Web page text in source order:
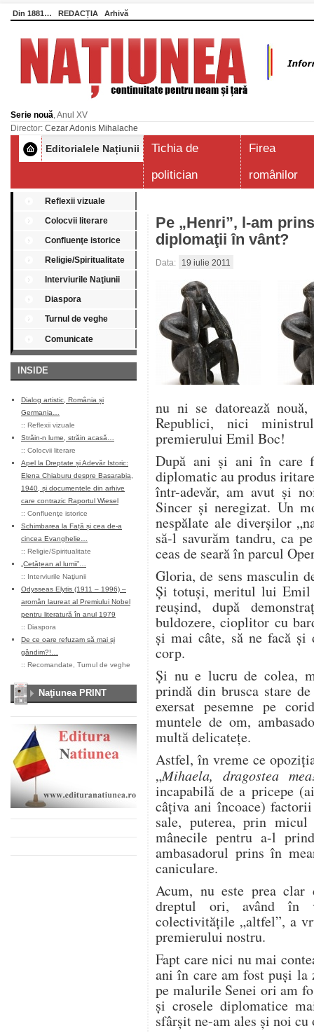
Din 1881… REDACȚIA Arhivă
Serie nouă, Anul XV
Director: Cezar Adonis Mihalache
Editorialele Națiunii
Tichia de
politician
Firea
românilor
Reflexii vizuale
Colocvii literare
Confluenţe istorice
Religie/Spiritualitate
Interviurile Naţiunii
Diaspora
Turnul de veghe
Comunicate
INSIDE
Dialog artistic, România și
Germania…
:: Reflexii vizuale
Străin-n lume, străin acasă…
:: Colocvii literare
Apel la Dreptate și Adevăr Istoric:
Elena Chiaburu despre Basarabia,
1940, și documentele din arhive
care contrazic Raportul Wiesel
:: Confluenţe istorice
Schimbarea la Față și cea de-a
cincea Evanghelie…
:: Religie/Spiritualitate
„Cetățean al lumii”…
:: Interviurile Naţiunii
Odysseas Elytis (1911 – 1996) –
aromân laureat al Premiului Nobel
pentru literatură în anul 1979
:: Diaspora
De ce oare refuzam să mai și
gândim?!…
:: Recomandate Turnul de veghe
Naţiunea PRINT
Pe „Henri”, l-am
diplomaţii în vânt?
Data: 19 iulie 2011
nu ni se datorează
Republici, nici
premierului Emil Boc!
După ani şi ani în care
diplomatic au produs
într-adevăr, am avut şi
Sincer şi neregizat. Un
nespălate ale diverşilor
să-l savurăm tandru, ca
ceas de seară în parcul
Gloria, de sens masculin
Şi totuşi, meritul lui Emil
reuşind, după
buldozere, cioplitor cu
şi mai câte, să ne facă şi
corp.
Şi nu e lucru de colea,
prindă din brusca stare
exersat pesemne pe
muntele de om,
multă delicateţe.
Astfel, în vreme ce
„Mihaela, dragostea
incapabilă de a pricepe
câţiva ani încoace)
sale, puterea, prin
mânecile pentru a-l
ambasadorul prins în
caniculare.
Acum, nu este prea clar
dreptul ori, având în
colectivităţile „altfel”, a
premierului nostru.
Fapt care nici nu mai
ani în care am fost puşi la
pe malurile Senei ori am
şi crosele diplomatice
sfârşit ne-am ales şi noi